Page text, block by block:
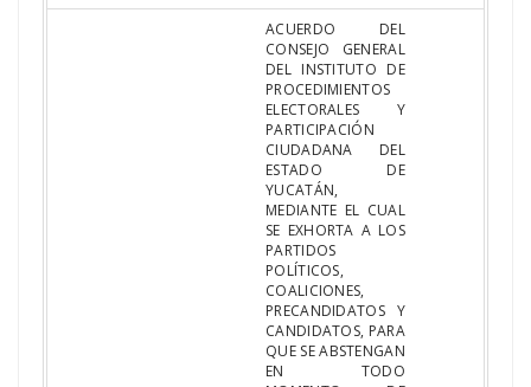
ACUERDO DEL
CONSEJO GENERAL
DEL INSTITUTO DE
PROCEDIMIENTOS
ELECTORALES Y
PARTICIPACIÓN
CIUDADANA DEL
ESTADO DE
YUCATÁN,
MEDIANTE EL CUAL
SE EXHORTA A LOS
PARTIDOS
POLÍTICOS,
COALICIONES,
PRECANDIDATOS Y
CANDIDATOS, PARA
QUE SE ABSTENGAN
EN TODO